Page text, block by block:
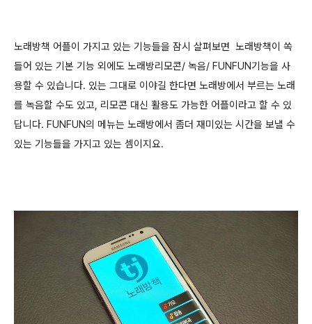
노래방책 어플이 가지고 있는 기능들을 잠시 살펴보면 노래방책이 쏙
들어 있는 기본 기능 외에도 노래방리모콘/ 녹음/ FUNFUN기능을 사
용할 수 있습니다. 있는 그대로 이야길 한다면 노래방에서 부르는 노래
를 녹음할 수도 있고, 리모콘 대신 활용도 가능한 어플이라고 할 수 있
답니다. FUNFUN의 메뉴는 노래방에서 좀더 재미있는 시간을 보낼 수
있는 기능들을 가지고 있는 셈이지요.